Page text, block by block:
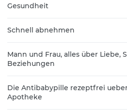
Gesundheit
Schnell abnehmen
Mann und Frau, alles über Liebe,
Beziehungen
Die Antibabypille rezeptfrei
Apotheke